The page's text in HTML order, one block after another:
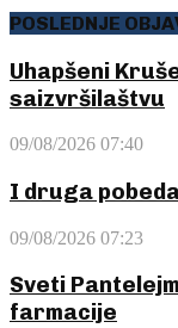
POSLEDNJE
Uhapšeni
saizvršilaštvu
09/08/2026 07:40
I druga
09/08/2026 07:23
Sveti
farmacije